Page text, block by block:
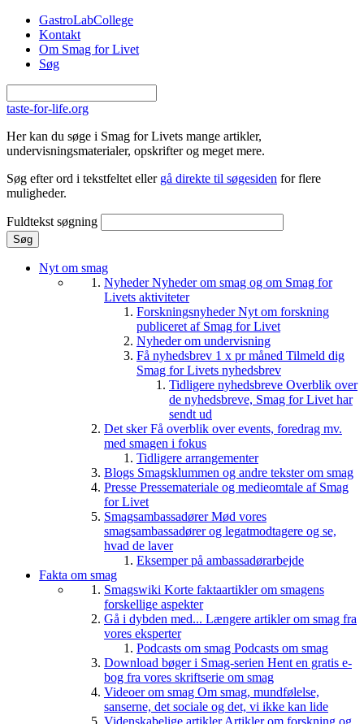
Gå til hovedindhold
GastroLabCollege
Kontakt
Om Smag for Livet
Søg
taste-for-life.org
Her kan du søge i Smag for Livets mange artikler,
undervisningsmaterialer, opskrifter og meget mere.
Søg efter ord i tekstfeltet eller gå direkte til søgesiden for flere
muligheder.
Fuldtekst søgning
Nyt om smag
NyhederNyheder om smag og om Smag for
Livets aktiviteter
ForskningsnyhederNyt om forskning
publiceret af Smag for Livet
Nyheder om undervisning
Få nyhedsbrev 1 x pr måned Tilmeld dig
Smag for Livets nyhedsbrev
Tidligere nyhedsbreve Overblik over
de nyhedsbreve, Smag for Livet har
sendt ud
Det skerFå overblik over events, foredrag mv.
med smagen i fokus
Tidligere arrangementer
Blogs Smagsklummen og andre tekster om smag
Presse Pressemateriale og medieomtale af Smag
for Livet
SmagsambassadørerMød vores
smagsambassadører og legatmodtagere og se,
hvad de laver
Eksemper på ambassadørarbejde
Fakta om smag
Smagswiki Korte faktaartikler om smagens
forskellige aspekter
Gå i dybden med... Længere artikler om smag fra
vores eksperter
Podcasts om smag Podcasts om smag
Download bøger i Smag-serien Hent en gratis e-
bog fra vores skriftserie om smag
Videoer om smag Om smag, mundfølelse,
sanserne, det sociale og det, vi ikke kan lide
Videnskabelige artiklerArtikler om forskning og